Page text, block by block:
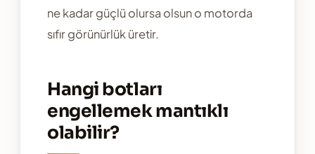
ne kadar güçlü olursa olsun o motorda
sıfır görünürlük üretir.
Hangi botları
engellemek mantıklı
olabilir?